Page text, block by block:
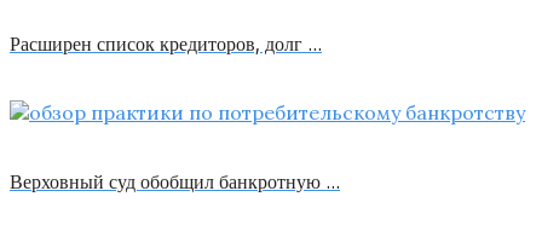
Расширен список кредиторов, долг …
Верховный суд обобщил банкротную …